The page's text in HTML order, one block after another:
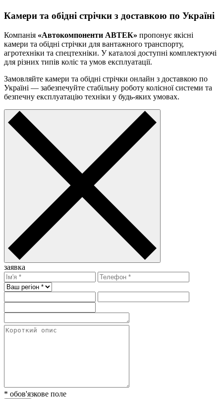
Камери та обідні стрічки з доставкою по Україні
Компанія «Автокомпоненти АВТЕК» пропонує якісні
камери та обідні стрічки для вантажного транспорту,
агротехніки та спецтехніки. У каталозі доступні комплектуючі
для різних типів коліс та умов експлуатації.
Замовляйте камери та обідні стрічки онлайн з доставкою по
Україні — забезпечуйте стабільну роботу колісної системи та
безпечну експлуатацію техніки у будь-яких умовах.
заявка
* обов'язкове поле